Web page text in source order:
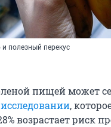
полезный перекус
пищей может
исследовании,
возрастает риск